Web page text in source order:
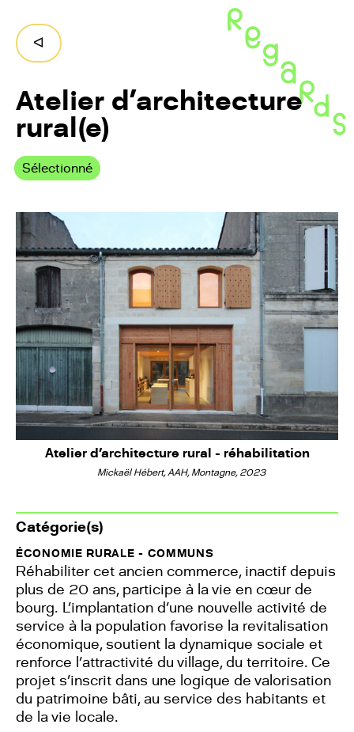
ruralités
Aquitaine
Retour
ᐊ
Atelier d’architecture
rural(e)
Sélectionné
Atelier d'architecture rural - réhabilitation
Mickaël Hébert, AAH, Montagne, 2023
Catégorie(s)
ÉCONOMIE RURALE - COMMUNS
Réhabiliter cet ancien commerce, inactif depuis
plus de 20 ans, participe à la vie en cœur de
bourg. L’implantation d’une nouvelle activité de
service à la population favorise la revitalisation
économique, soutient la dynamique sociale et
renforce l’attractivité du village, du territoire. Ce
projet s’inscrit dans une logique de valorisation
du patrimoine bâti, au service des habitants et
de la vie locale.